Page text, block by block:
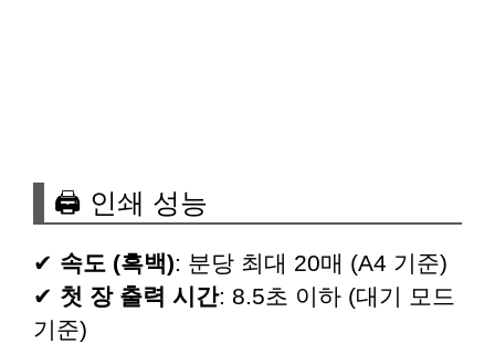
🖨 인쇄 성능
✔ 속도 (흑백): 분당 최대 20매 (A4 기준)
✔ 첫 장 출력 시간: 8.5초 이하 (대기 모드
기준)